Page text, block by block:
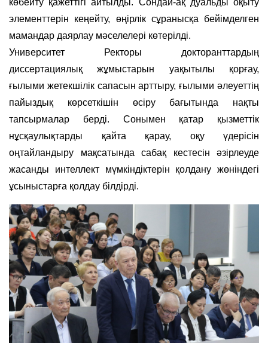
көбейту қажеттігі айтылды. Сондай-ақ дуальды оқыту
элементтерін кеңейту, өңірлік сұранысқа бейімделген
мамандар даярлау мәселелері көтерілді.
Университет Ректоры докторанттардың
диссертациялық жұмыстарын уақытылы қорғау,
ғылыми жетекшілік сапасын арттыру, ғылыми әлеуеттің
пайыздық көрсеткішін өсіру бағытында нақты
тапсырмалар берді. Сонымен қатар қызметтік
нұсқаулықтарды қайта қарау, оқу үдерісін
оңтайландыру мақсатында сабақ кестесін әзірлеуде
жасанды интеллект мүмкіндіктерін қолдану жөніндегі
ұсыныстарға қолдау білдірді.